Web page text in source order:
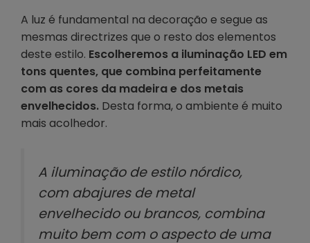
A luz é fundamental na decoração e segue as
mesmas directrizes que o resto dos elementos
deste estilo. Escolheremos a iluminação LED em
tons quentes, que combina perfeitamente
com as cores da madeira e dos metais
envelhecidos. Desta forma, o ambiente é muito
mais acolhedor.
A iluminação de estilo nórdico,
com abajures de metal
envelhecido ou brancos, combina
muito bem com o aspecto de uma